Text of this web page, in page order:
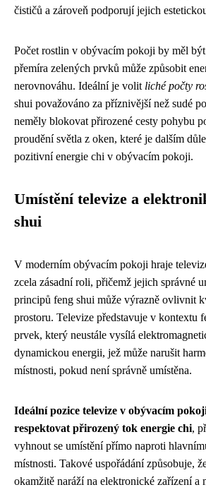
čističů a zároveň podporují jejich
Počet rostlin v obývacím pokoji by měl
přemíra zelených prvků může způsobit
nerovnováhu. Ideální je volit liché počty
shui považováno za příznivější než sudé
neměly blokovat přirozené cesty pohybu
proudění světla z oken, které je dalším
pozitivní energie chi v obývacím pokoji.
Umístění televize a
shui
V moderním obývacím pokoji hraje
zcela zásadní roli, přičemž jejich správné
principů feng shui může výrazně ovlivnit
prostoru. Televize představuje v kontextu
prvek, který neustále vysílá
dynamickou energii, jež může narušit
místnosti, pokud není správně umístěna.
Ideální pozice televize v obývacím
respektovat přirozený tok energie chi,
vyhnout se umístění přímo naproti
místnosti. Takové uspořádání způsobuje,
okamžitě naráží na elektronické zařízení a